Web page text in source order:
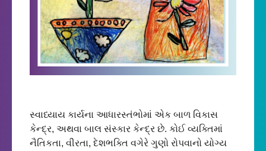
સ્વાધ્યાય કાર્યના આધારસ્તંભોમાં એક બાળ વિકાસ
કેન્દ્ર, અથવા બાલ સંસ્કાર કેન્દ્ર છે. કોઈ વ્યક્તિમાં
નૈતિકતા, વીરતા, દેશભક્તિ વગેરે ગુણો રોપવાનો યોગ્ય